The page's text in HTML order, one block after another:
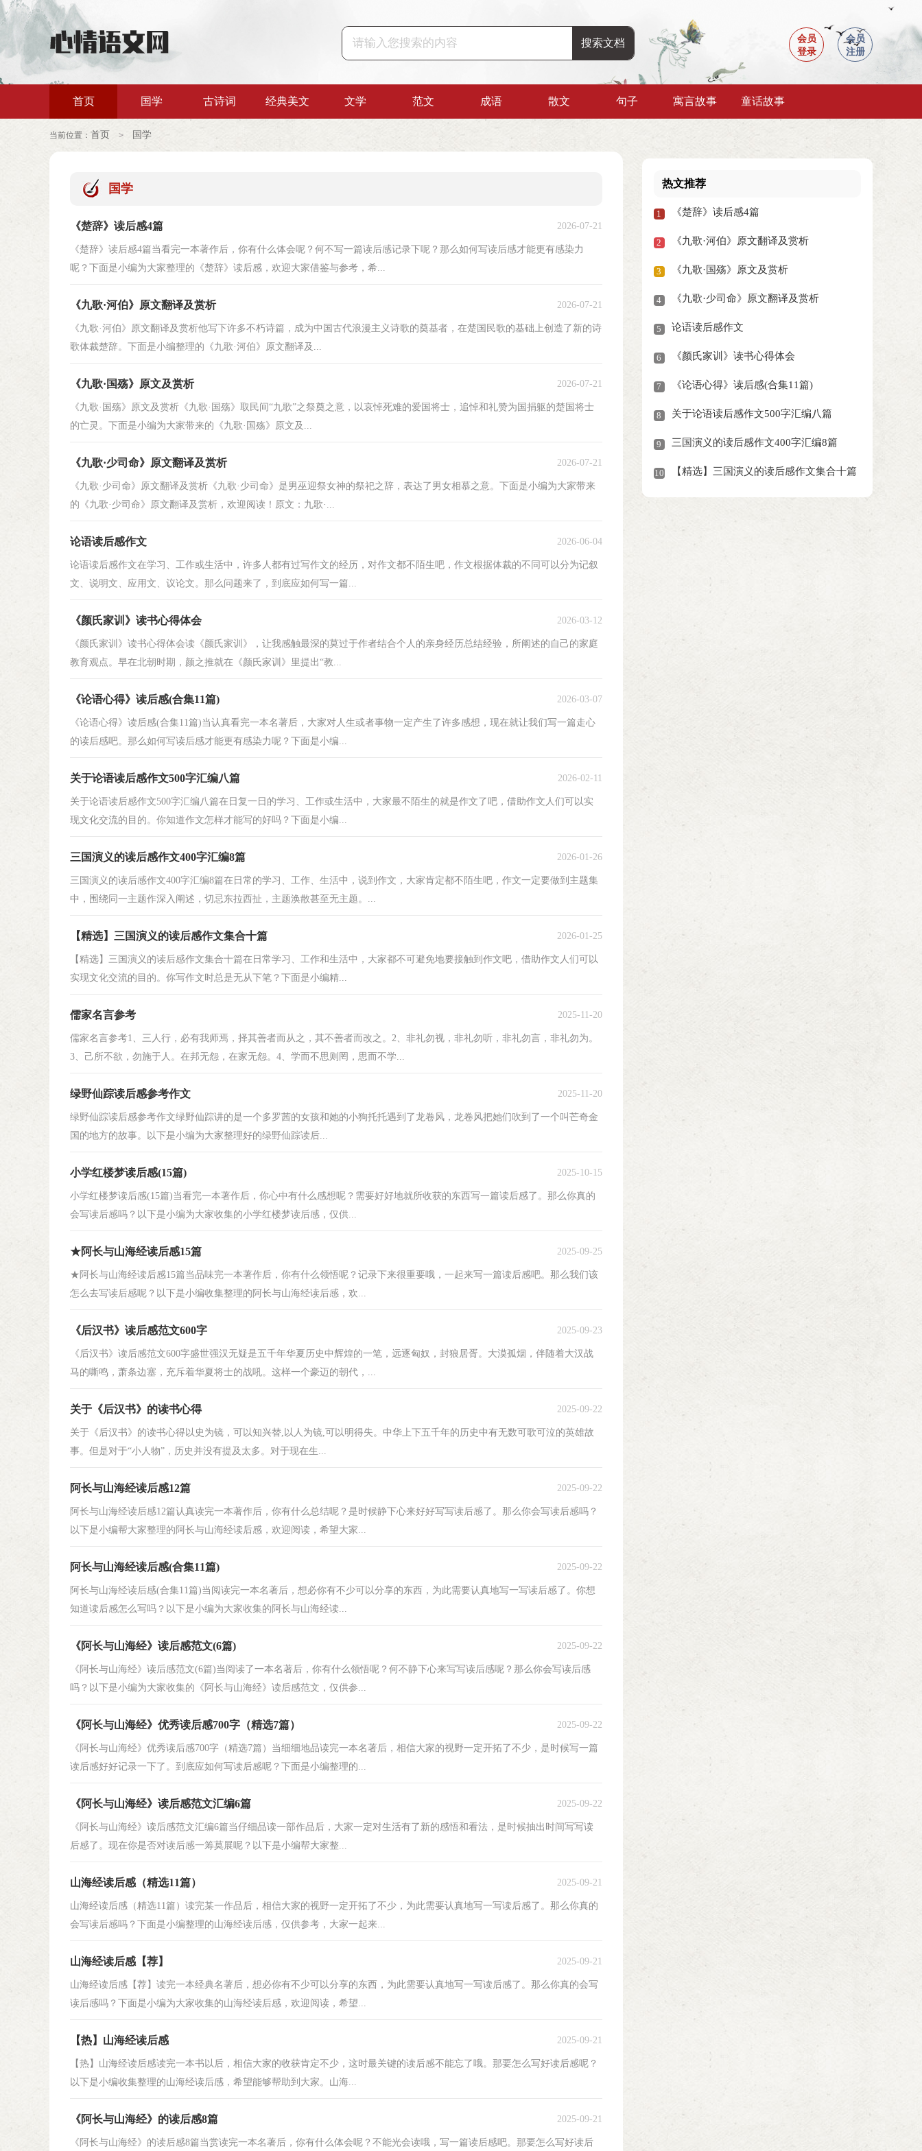
会员
登录
会员
注册
首页 国学 古诗词 经典美文 文学 范文 成语 散文 句子 寓言故事 童话故事
当前位置： 首页 > 国学
国学
《楚辞》读后感4篇 2026-07-21
《楚辞》读后感4篇当看完一本著作后，你有什么体会呢？何不写一篇读后感记录下呢？那么如何写读后感才能更有感染力
呢？下面是小编为大家整理的《楚辞》读后感，欢迎大家借鉴与参考，希...
《九歌·河伯》原文翻译及赏析 2026-07-21
《九歌·河伯》原文翻译及赏析他写下许多不朽诗篇，成为中国古代浪漫主义诗歌的奠基者，在楚国民歌的基础上创造了新的诗
歌体裁楚辞。下面是小编整理的《九歌·河伯》原文翻译及...
《九歌·国殇》原文及赏析 2026-07-21
《九歌·国殇》原文及赏析《九歌·国殇》取民间“九歌”之祭奠之意，以哀悼死难的爱国将士，追悼和礼赞为国捐躯的楚国将士
的亡灵。下面是小编为大家带来的《九歌·国殇》原文及...
《九歌·少司命》原文翻译及赏析 2026-07-21
《九歌·少司命》原文翻译及赏析《九歌·少司命》是男巫迎祭女神的祭祀之辞，表达了男女相慕之意。下面是小编为大家带来
的《九歌·少司命》原文翻译及赏析，欢迎阅读！原文：九歌·...
论语读后感作文 2026-06-04
论语读后感作文在学习、工作或生活中，许多人都有过写作文的经历，对作文都不陌生吧，作文根据体裁的不同可以分为记叙
文、说明文、应用文、议论文。那么问题来了，到底应如何写一篇...
《颜氏家训》读书心得体会 2026-03-12
《颜氏家训》读书心得体会读《颜氏家训》，让我感触最深的莫过于作者结合个人的亲身经历总结经验，所阐述的自己的家庭
教育观点。早在北朝时期，颜之推就在《颜氏家训》里提出“教...
《论语心得》读后感(合集11篇) 2026-03-07
《论语心得》读后感(合集11篇)当认真看完一本名著后，大家对人生或者事物一定产生了许多感想，现在就让我们写一篇走心
的读后感吧。那么如何写读后感才能更有感染力呢？下面是小编...
关于论语读后感作文500字汇编八篇 2026-02-11
关于论语读后感作文500字汇编八篇在日复一日的学习、工作或生活中，大家最不陌生的就是作文了吧，借助作文人们可以实
现文化交流的目的。你知道作文怎样才能写的好吗？下面是小编...
三国演义的读后感作文400字汇编8篇 2026-01-26
三国演义的读后感作文400字汇编8篇在日常的学习、工作、生活中，说到作文，大家肯定都不陌生吧，作文一定要做到主题集
中，围绕同一主题作深入阐述，切忌东拉西扯，主题涣散甚至无主题。...
【精选】三国演义的读后感作文集合十篇 2026-01-25
【精选】三国演义的读后感作文集合十篇在日常学习、工作和生活中，大家都不可避免地要接触到作文吧，借助作文人们可以
实现文化交流的目的。你写作文时总是无从下笔？下面是小编精...
儒家名言参考 2025-11-20
儒家名言参考1、三人行，必有我师焉，择其善者而从之，其不善者而改之。2、非礼勿视，非礼勿听，非礼勿言，非礼勿为。
3、己所不欲，勿施于人。在邦无怨，在家无怨。4、学而不思则罔，思而不学...
绿野仙踪读后感参考作文 2025-11-20
绿野仙踪读后感参考作文绿野仙踪讲的是一个多罗茜的女孩和她的小狗托托遇到了龙卷风，龙卷风把她们吹到了一个叫芒奇金
国的地方的故事。以下是小编为大家整理好的绿野仙踪读后...
小学红楼梦读后感(15篇) 2025-10-15
小学红楼梦读后感(15篇)当看完一本著作后，你心中有什么感想呢？需要好好地就所收获的东西写一篇读后感了。那么你真的
会写读后感吗？以下是小编为大家收集的小学红楼梦读后感，仅供...
★阿长与山海经读后感15篇 2025-09-25
★阿长与山海经读后感15篇当品味完一本著作后，你有什么领悟呢？记录下来很重要哦，一起来写一篇读后感吧。那么我们该
怎么去写读后感呢？以下是小编收集整理的阿长与山海经读后感，欢...
《后汉书》读后感范文600字 2025-09-23
《后汉书》读后感范文600字盛世强汉无疑是五千年华夏历史中辉煌的一笔，远逐匈奴，封狼居胥。大漠孤烟，伴随着大汉战
马的嘶鸣，萧条边塞，充斥着华夏将士的战吼。这样一个豪迈的朝代，...
关于《后汉书》的读书心得 2025-09-22
关于《后汉书》的读书心得以史为镜，可以知兴替,以人为镜,可以明得失。中华上下五千年的历史中有无数可歌可泣的英雄故
事。但是对于“小人物”，历史并没有提及太多。对于现在生...
阿长与山海经读后感12篇 2025-09-22
阿长与山海经读后感12篇认真读完一本著作后，你有什么总结呢？是时候静下心来好好写写读后感了。那么你会写读后感吗？
以下是小编帮大家整理的阿长与山海经读后感，欢迎阅读，希望大家...
阿长与山海经读后感(合集11篇) 2025-09-22
阿长与山海经读后感(合集11篇)当阅读完一本名著后，想必你有不少可以分享的东西，为此需要认真地写一写读后感了。你想
知道读后感怎么写吗？以下是小编为大家收集的阿长与山海经读...
《阿长与山海经》读后感范文(6篇) 2025-09-22
《阿长与山海经》读后感范文(6篇)当阅读了一本名著后，你有什么领悟呢？何不静下心来写写读后感呢？那么你会写读后感
吗？以下是小编为大家收集的《阿长与山海经》读后感范文，仅供参...
《阿长与山海经》优秀读后感700字（精选7篇） 2025-09-22
《阿长与山海经》优秀读后感700字（精选7篇）当细细地品读完一本名著后，相信大家的视野一定开拓了不少，是时候写一篇
读后感好好记录一下了。到底应如何写读后感呢？下面是小编整理的...
《阿长与山海经》读后感范文汇编6篇 2025-09-22
《阿长与山海经》读后感范文汇编6篇当仔细品读一部作品后，大家一定对生活有了新的感悟和看法，是时候抽出时间写写读
后感了。现在你是否对读后感一筹莫展呢？以下是小编帮大家整...
山海经读后感（精选11篇） 2025-09-21
山海经读后感（精选11篇）读完某一作品后，相信大家的视野一定开拓了不少，为此需要认真地写一写读后感了。那么你真的
会写读后感吗？下面是小编整理的山海经读后感，仅供参考，大家一起来...
山海经读后感【荐】 2025-09-21
山海经读后感【荐】读完一本经典名著后，想必你有不少可以分享的东西，为此需要认真地写一写读后感了。那么你真的会写
读后感吗？下面是小编为大家收集的山海经读后感，欢迎阅读，希望...
【热】山海经读后感 2025-09-21
【热】山海经读后感读完一本书以后，相信大家的收获肯定不少，这时最关键的读后感不能忘了哦。那要怎么写好读后感呢？
以下是小编收集整理的山海经读后感，希望能够帮助到大家。山海...
《阿长与山海经》的读后感8篇 2025-09-21
《阿长与山海经》的读后感8篇当赏读完一本名著后，你有什么体会呢？不能光会读哦，写一篇读后感吧。那要怎么写好读后
热文推荐
1 《楚辞》读后感4篇
2 《九歌·河伯》原文翻译及赏析
3 《九歌·国殇》原文及赏析
4 《九歌·少司命》原文翻译及赏析
5 论语读后感作文
6 《颜氏家训》读书心得体会
7 《论语心得》读后感(合集11篇)
8 关于论语读后感作文500字汇编八篇
9 三国演义的读后感作文400字汇编8篇
10 【精选】三国演义的读后感作文集合十篇